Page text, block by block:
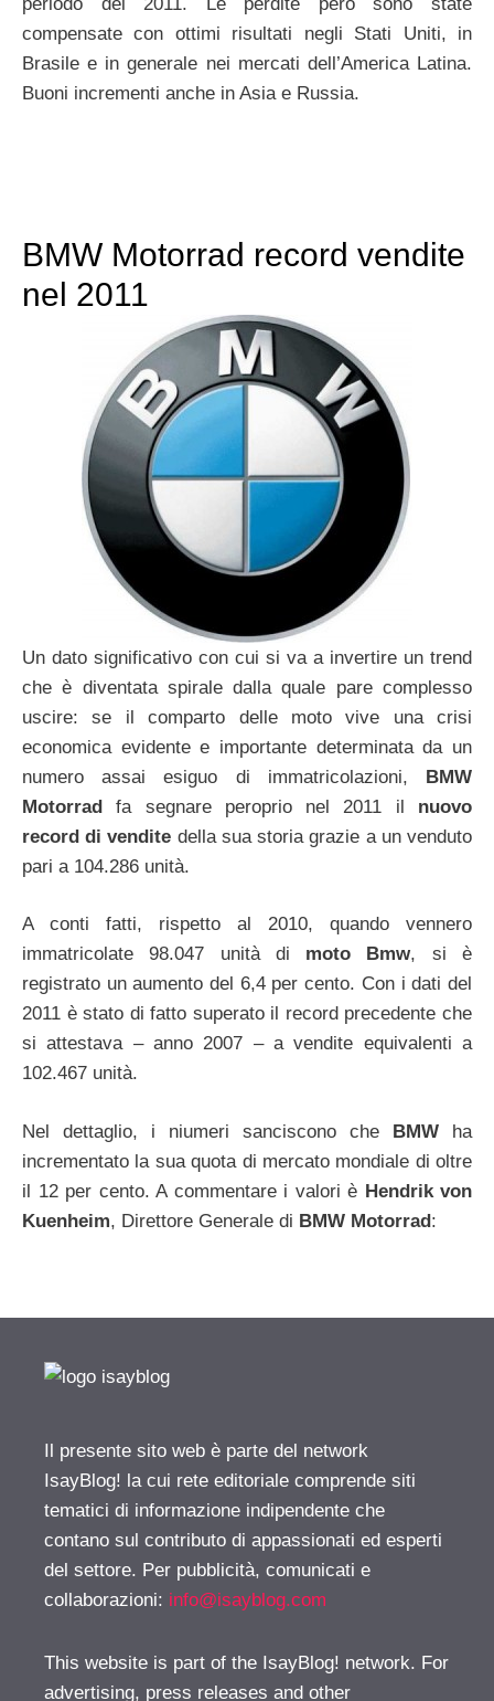
compensate con ottimi risultati negli Stati Uniti, in
Brasile e in generale nei mercati dell’America Latina.
Buoni incrementi anche in Asia e Russia.
BMW Motorrad record vendite
nel 2011
Un dato significativo con cui si va a invertire un trend
che è diventata spirale dalla quale pare complesso
uscire: se il comparto delle moto vive una crisi
economica evidente e importante determinata da un
numero assai esiguo di immatricolazioni, BMW
Motorrad fa segnare peroprio nel 2011 il nuovo
record di vendite della sua storia grazie a un venduto
pari a 104.286 unità.
A conti fatti, rispetto al 2010, quando vennero
immatricolate 98.047 unità di moto Bmw, si è
registrato un aumento del 6,4 per cento. Con i dati del
2011 è stato di fatto superato il record precedente che
si attestava – anno 2007 – a vendite equivalenti a
102.467 unità.
Nel dettaglio, i niumeri sanciscono che BMW ha
incrementato la sua quota di mercato mondiale di oltre
il 12 per cento. A commentare i valori è Hendrik von
Kuenheim, Direttore Generale di BMW Motorrad:
Il presente sito web è parte del network
IsayBlog! la cui rete editoriale comprende siti
tematici di informazione indipendente che
contano sul contributo di appassionati ed esperti
del settore. Per pubblicità, comunicati e
collaborazioni: info@isayblog.com
This website is part of the IsayBlog! network. For
advertising, press releases and other